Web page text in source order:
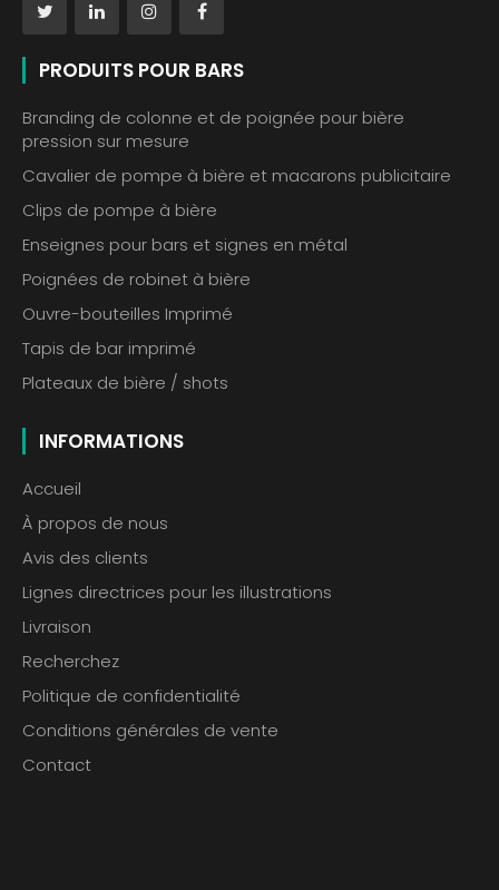
PRODUITS POUR BARS
Branding de colonne et de poignée pour bière
pression sur mesure
Cavalier de pompe à bière et macarons publicitaire
Clips de pompe à bière
Enseignes pour bars et signes en métal
Poignées de robinet à bière
Ouvre-bouteilles Imprimé
Tapis de bar imprimé
Plateaux de bière / shots
INFORMATIONS
Accueil
À propos de nous
Avis des clients
Lignes directrices pour les illustrations
Livraison
Recherchez
Politique de confidentialité
Conditions générales de vente
Contact